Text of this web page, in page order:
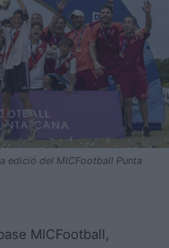
edició del MICFootball Punta
MICFootball,